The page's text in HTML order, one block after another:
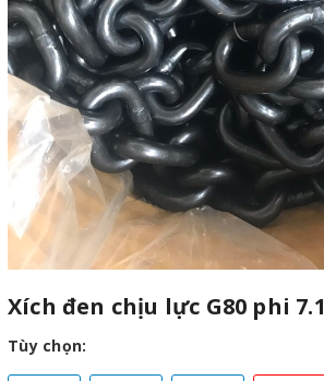
Xích đen chịu lực G80 phi 7.1
Tùy chọn: